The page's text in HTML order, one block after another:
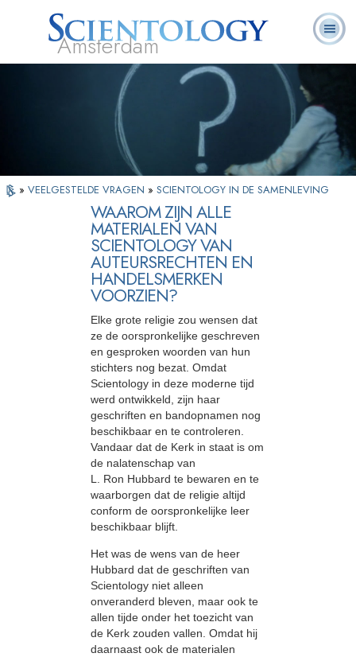
Amsterdam
Wat is
Scientology?
Pastoraal
Werkers
Veelgestelde
vragen
» VEELGESTELDE VRAGEN » SCIENTOLOGY IN DE SAMENLEVING
WAAROM ZIJN ALLE
MATERIALEN VAN
SCIENTOLOGY VAN
AUTEURSRECHTEN EN
HANDELSMERKEN
VOORZIEN?
Elke grote religie zou wensen dat
ze de oorspronkelijke geschreven
en gesproken woorden van hun
stichters nog bezat. Omdat
Scientology in deze moderne tijd
werd ontwikkeld, zijn haar
geschriften en bandopnamen nog
beschikbaar en te controleren.
Vandaar dat de Kerk in staat is om
de nalatenschap van
L. Ron Hubbard te bewaren en te
waarborgen dat de religie altijd
conform de oorspronkelijke leer
beschikbaar blijft.
Het was de wens van de heer
Hubbard dat de geschriften van
Scientology niet alleen
onveranderd bleven, maar ook te
allen tijde onder het toezicht van
de Kerk zouden vallen. Omdat hij
daarnaast ook de materialen